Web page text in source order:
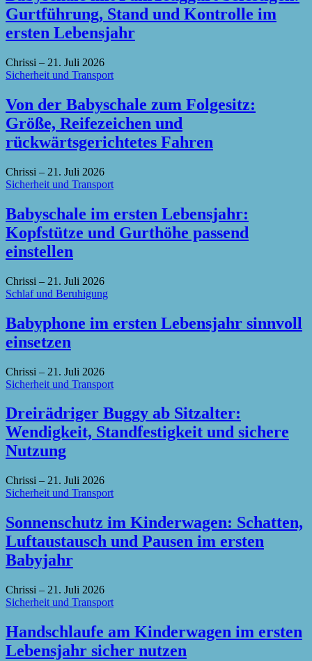
Gurtführung, Stand und Kontrolle im
ersten Lebensjahr
Chrissi – 21. Juli 2026
Sicherheit und Transport
Von der Babyschale zum Folgesitz:
Größe, Reifezeichen und
rückwärtsgerichtetes Fahren
Chrissi – 21. Juli 2026
Sicherheit und Transport
Babyschale im ersten Lebensjahr:
Kopfstütze und Gurthöhe passend
einstellen
Chrissi – 21. Juli 2026
Schlaf und Beruhigung
Babyphone im ersten Lebensjahr sinnvoll
einsetzen
Chrissi – 21. Juli 2026
Sicherheit und Transport
Dreirädriger Buggy ab Sitzalter:
Wendigkeit, Standfestigkeit und sichere
Nutzung
Chrissi – 21. Juli 2026
Sicherheit und Transport
Sonnenschutz im Kinderwagen: Schatten,
Luftaustausch und Pausen im ersten
Babyjahr
Chrissi – 21. Juli 2026
Sicherheit und Transport
Handschlaufe am Kinderwagen im ersten
Lebensjahr sicher nutzen